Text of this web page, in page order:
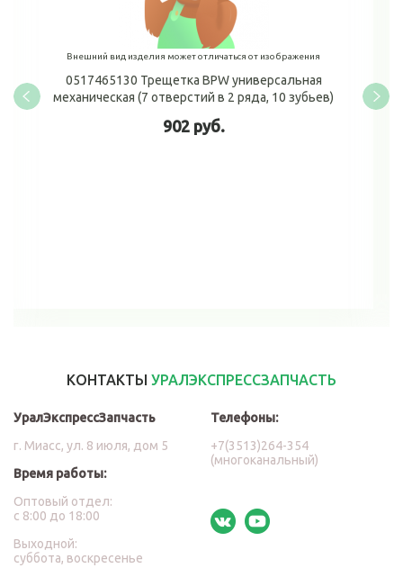
Внешний вид изделия может отличаться от изображения
0517465130 Трещетка BPW универсальная
механическая (7 отверстий в 2 ряда, 10 зубьев)
902 руб.
КОНТАКТЫ УРАЛЭКСПРЕССЗАПЧАСТЬ
УралЭкспрессЗапчасть
г. Миасс, ул. 8 июля, дом 5
Время работы:
Оптовый отдел:
с 8:00 до 18:00
Выходной:
суббота, воскресенье
Телефоны:
+7(3513)264-354
(многоканальный)